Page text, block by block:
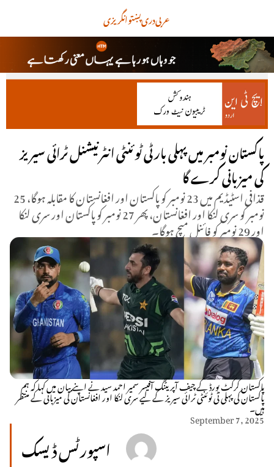
انگریزیپښتودریعربی
پاکستان نومبر میں پہلی بارٹی ٹوئنٹی انٹرنیشنل ٹرائی سیریز
کی میزبانی کرے گا
قذافی اسٹیڈیم میں 23 نومبر کو پاکستان اور افغانستان کا مقابلہ ہوگا، 25
نومبر کو سری لنکا اور افغانستان، پھر 27 نومبر کو پاکستان اور سری لنکا
اور 29 نومبر کو فائنل میچ ہوگا۔
پاکستان کرکٹ بورڈ کے چیف آپریٹنگ آفیسر سمیر احمد سید نے اپنے بیان میں کہا کہ ہم
پاکستان کی پہلی ٹی ٹوئنٹی ٹرائی سیریز کے لیے سری لنکا اور افغانستان کی میزبانی کے منتظر
ہیں۔
September 7, 2025
اسپورٹس ڈیسک